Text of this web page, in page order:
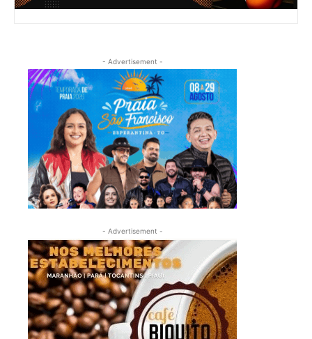
- Advertisement -
- Advertisement -